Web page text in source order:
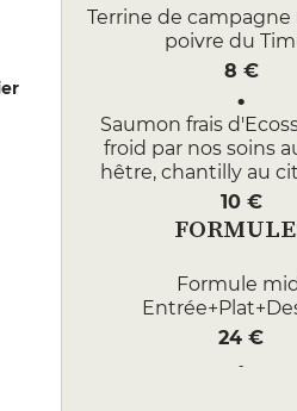
Terrine de campagne
poivre du
8 €
Saumon frais
froid par nos soins
hêtre, chantilly au
10 €
Formule
24 €